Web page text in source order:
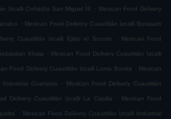
Izcalli Cofradía San Miguel ÌII . Mexican Food Delivery
. Mexican Food Delivery Cuautitlán Izcalli Bosques
Cuautitlán Izcalli Ejido el Socoro . Mexican Food
Xhala . Mexican Food Delivery Cuautitlán Izcalli
Food Delivery Cuautitlán Izcalli Loma Bonita . Mexican
Industrial Cuamatla . Mexican Food Delivery Cuautitlán
Delivery Cuautitlán Izcalli La Capilla . Mexican Food
. Mexican Food Delivery Cuautitlán Izcalli Industrial